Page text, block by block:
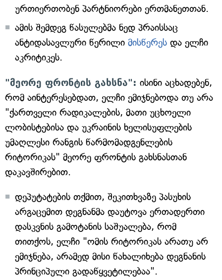
ურთიერთობენ პარტნიორები ერთმანეთთან.
ამის შემდეგ წასულებმა ნედ პრაისსაც
ანტიდასავლური წერილი მისწერეს და ელჩი
აკრიტიკეს.
"მეორე ფრონტის გახსნა": ისინი აცხადებენ,
რომ აინტერესებდათ, ელჩი ემიჯნებოდა თუ არა
"ქართველი რადიკალების, მათი უცხოელი
ლობისტებისა და უკრაინის ხელისუფლების
უმაღლესი რანგის წარმომადგენლების
რიტორიკას" მეორე ფრონტის გახსნასთან
დაკავშირებით.
დეპუტატების თქმით, შეკითხვაზე პასუხის
არგაცემით დეგნანმა დაუტოვა ერთადერთი
დასკვნის გამოტანის საშუალება, რომ
თითქოს, ელჩი "ომის რიტორიკას არათუ არ
ემიჯნება, არამედ მისი წახალიხება დეგნანის
პრინციპული გადაწყვეტილებაა".